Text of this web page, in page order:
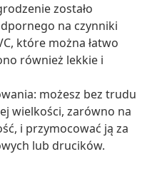
zostało
na czynniki
które można łatwo
również lekkie i
możesz bez trudu
wielkości, zarówno na
i przymocować ją za
lub drucików.